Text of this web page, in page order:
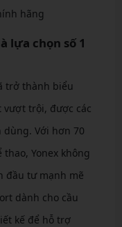
hãng
lựa chọn số 1
trở thành biểu
vượt trội, được các
Với hơn 70
Yonex không
đầu tư mạnh mẽ
dành cho cầu
kế để hỗ trợ